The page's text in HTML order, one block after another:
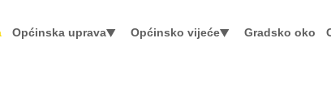
Općinska uprava Općinsko vijeće Gradsko oko